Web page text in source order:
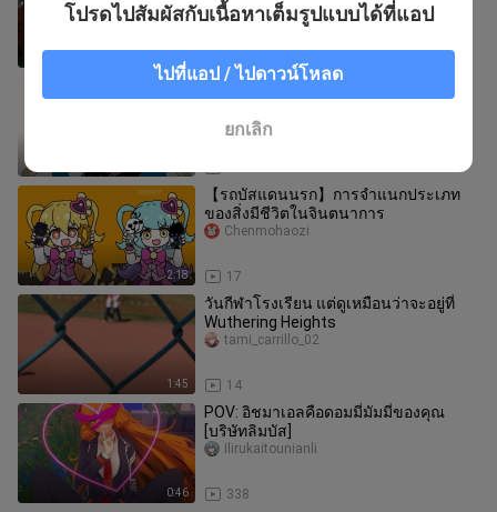
[Prison Bus] Wuthering Heights & The
Mysterious Fall of Heath Personality
"Wild Hunt A Dream" เวอร์ช
xisimywife
2:18
【รถบัสแดนนรก】การจำแนกประเภท
ของสิ่งมีชีวิตในจินตนาการ
17
Chenmohaozi
1:45
วันกีฬาโรงเรียน แต่ดูเหมือนว่าจะอยู่ที่
Wuthering Heights
14
tami_carrillo_02
0:46
POV: อิชมาเอลคือดอมมี่มัมมี่ของคุณ
[บริษัทลิมบัส]
338
Ilirukaitounianli
โปรดไปสัมผัสกับเนื้อหาเต็มรูปแบบได้ที่แอป
ไปที่แอป / ไปดาวน์โหลด
ยกเลิก